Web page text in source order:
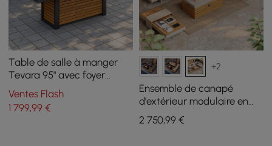
Table de salle à manger
Tevara 95" avec foyer
extérieur au propane,
réservoir caché et pare-
vent
Ventes Flash
1 799,99 €
+2
Ensemble de canapé
d'extérieur modulaire en
teck 5 pièces Tevara 119 cm
avec foyer sans fumée
2 750,99€